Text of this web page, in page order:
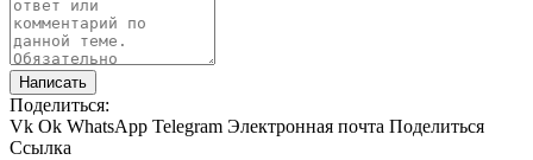
Написать
Поделиться:
Vk Ok WhatsApp Telegram Электронная почта Поделиться
Ссылка